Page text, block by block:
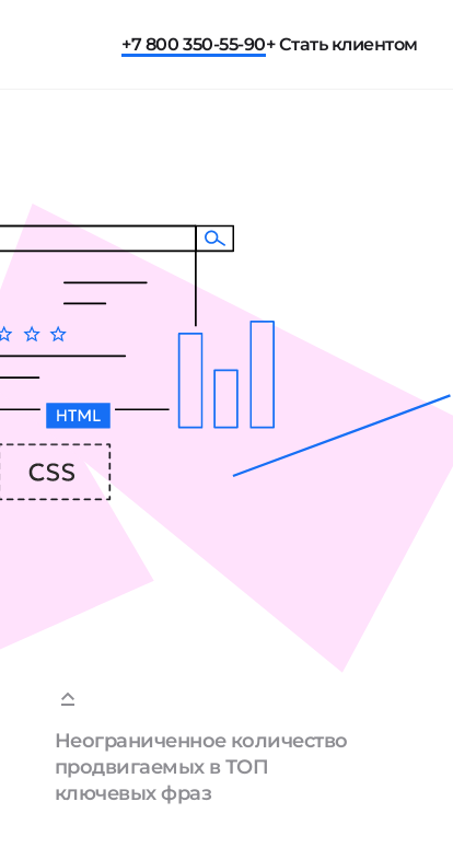
+7 800 350-55-90+ Стать клиентом
Неограниченное количество
продвигаемых в ТОП
ключевых фраз